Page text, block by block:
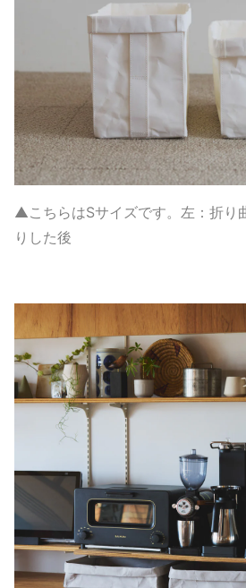
▲こちらはSサイズです。左：折り
りした後